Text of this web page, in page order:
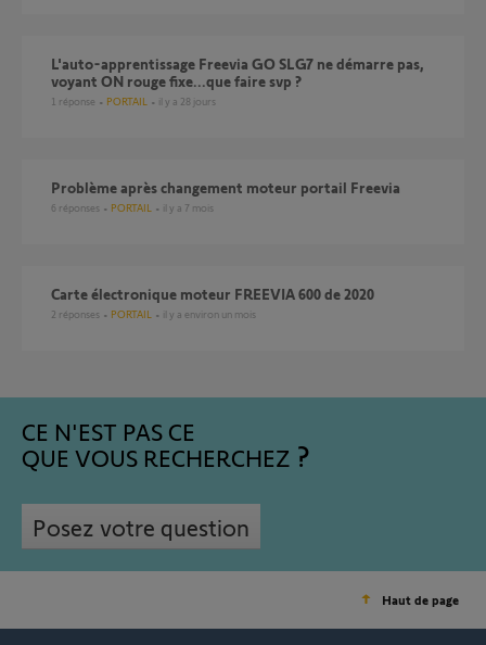
L'auto-apprentissage Freevia GO SLG7 ne démarre pas,
voyant ON rouge fixe...que faire svp ?
1 réponse PORTAIL il y a 28 jours
Problème après changement moteur portail Freevia
6 réponses PORTAIL il y a 7 mois
Carte électronique moteur FREEVIA 600 de 2020
2 réponses PORTAIL il y a environ un mois
CE N'EST PAS CE
QUE VOUS RECHERCHEZ
Posez votre question
Haut de page